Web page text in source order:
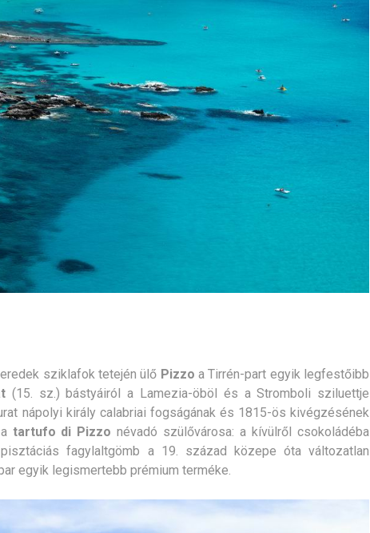
sziklafok tetején ülő Pizzo a Tirrén-part egyik legfestőibb
(15. sz.) bástyáiról a Lamezia-öböl és a Stromboli sziluettje
nápolyi király calabriai fogságának és 1815-ös kivégzésének
tartufo di Pizzo névadó szülővárosa: a kívülről csokoládéba
fagylaltgömb a 19. század közepe óta változatlan
egyik legismertebb prémium terméke.